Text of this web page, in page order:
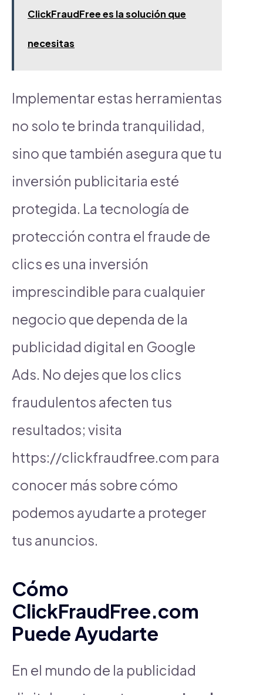
ClickFraudFree es la solución que
necesitas
Implementar estas herramientas
no solo te brinda tranquilidad,
sino que también asegura que tu
inversión publicitaria esté
protegida. La tecnología de
protección contra el fraude de
clics es una inversión
imprescindible para cualquier
negocio que dependa de la
publicidad digital en Google
Ads. No dejes que los clics
fraudulentos afecten tus
resultados; visita
https://clickfraudfree.com para
conocer más sobre cómo
podemos ayudarte a proteger
tus anuncios.
Cómo
ClickFraudFree.com
Puede Ayudarte
En el mundo de la publicidad